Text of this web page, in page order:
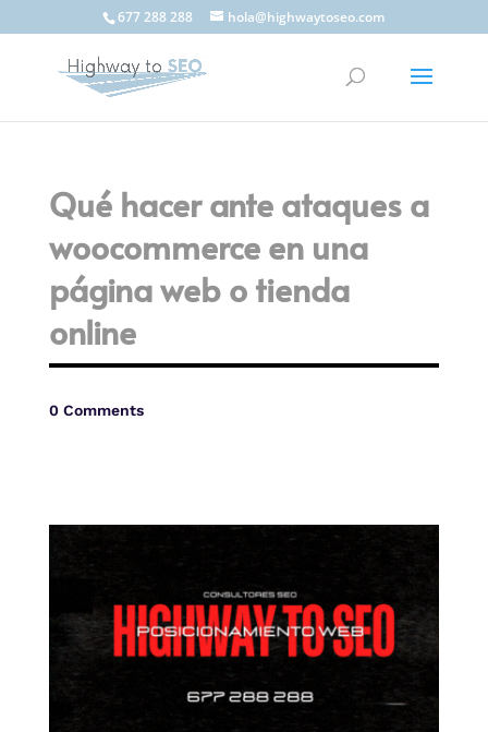
677 288 288 hola@highwaytoseo.com
Qué hacer ante ataques a
woocommerce en una
página web o tienda
online
0 Comments